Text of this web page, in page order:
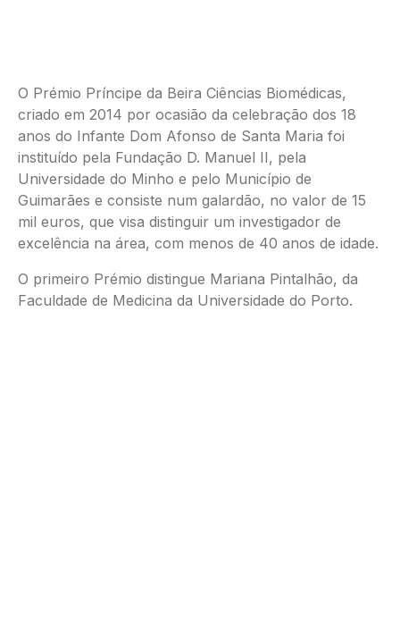
O Prémio Príncipe da Beira Ciências Biomédicas,
criado em 2014 por ocasião da celebração dos 18
anos do Infante Dom Afonso de Santa Maria foi
instituído pela Fundação D. Manuel II, pela
Universidade do Minho e pelo Município de
Guimarães e consiste num galardão, no valor de 15
mil euros, que visa distinguir um investigador de
excelência na área, com menos de 40 anos de idade.
O primeiro Prémio distingue Mariana Pintalhão, da
Faculdade de Medicina da Universidade do Porto.